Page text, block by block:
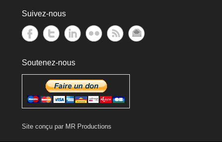
Suivez-nous
Soutenez-nous
Site conçu par MR Productions